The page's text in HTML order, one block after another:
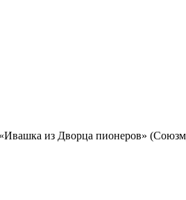
из Дворца пионеров»